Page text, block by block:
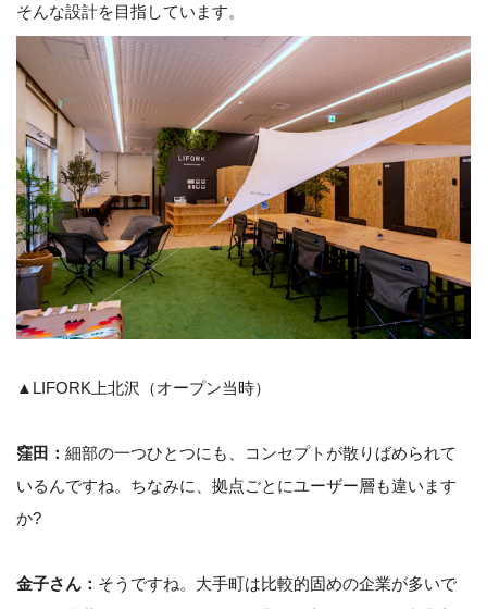
そんな設計を目指しています。
▲LIFORK上北沢（オープン当時）
窪田： 細部の一つひとつにも、コンセプトが散りばめられて
いるんですね。ちなみに、拠点ごとにユーザー層も違います
か?
金子さん： そうですね。大手町は比較的固めの企業が多いで